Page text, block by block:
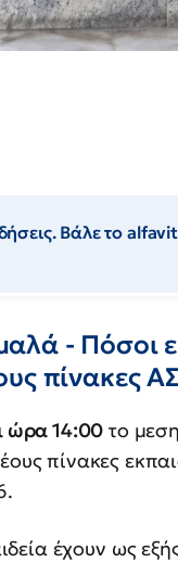
Βάλε το
- Πόσοι
πίνακες
ώρα 14:00 το
πίνακες
έχουν ως